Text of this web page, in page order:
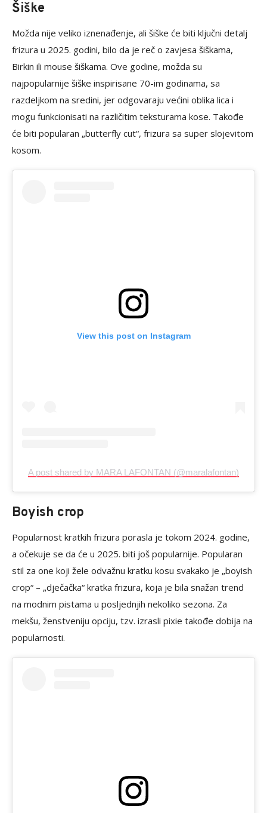
Šiške
Možda nije veliko iznenađenje, ali šiške će biti ključni detalj
frizura u 2025. godini, bilo da je reč o zavjesa šiškama,
Birkin ili mouse šiškama. Ove godine, možda su
najpopularnije šiške inspirisane 70-im godinama, sa
razdeljkom na sredini, jer odgovaraju većini oblika lica i
mogu funkcionisati na različitim teksturama kose. Takođe
će biti popularan „butterfly cut“, frizura sa super slojevitom
kosom.
View this post on Instagram
A post shared by MARA LAFONTAN (@maralafontan)
Boyish crop
Popularnost kratkih frizura porasla je tokom 2024. godine,
a očekuje se da će u 2025. biti još popularnije. Popularan
stil za one koji žele odvažnu kratku kosu svakako je „boyish
crop“ – „dječačka“ kratka frizura, koja je bila snažan trend
na modnim pistama u posljednjih nekoliko sezona. Za
mekšu, ženstveniju opciju, tzv. izrasli pixie takođe dobija na
popularnosti.